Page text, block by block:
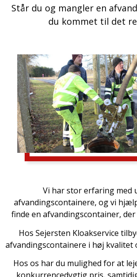
Står du og mangler en
du kommet til det
Vi har stor erfaring med
afvandingscontainere, og vi
finde en afvandingscontainer,
Hos Sejersten Kloakservice
afvandingscontainere i høj kvalitet
Hos os har du mulighed for at